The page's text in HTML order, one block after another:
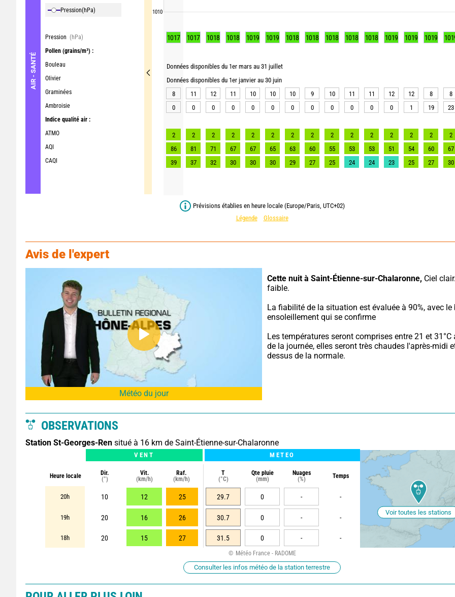
AIR - SANTÉ
Pression(hPa)
Pression (hPa)
Pollen (grains/m³) :
Bouleau
Olivier
Graminées
Ambroisie
Indice qualité air :
ATMO
AQI
CAQI
1010
1017 1017 1018 1018 1019 1019 1018 1018 1018 1018 1018 1019 1019 1019
Données disponibles du 1er mars au 31 juillet
Données disponibles du 1er janvier au 30 juin
8
11 12 11 10 10 10 9 10 11 11 12 12 8 8
0
0 0 0 0 0 0 0 0 0 0 0 1 19 23
2 2 2 2 2 2 2 2 2 2 2 2 2 2 2
86
81 71 67 67 65 63 60 55 53 53 51 54 60 67
39
37 32 30 30 30 29 27 25 24 24 23 25 27 30
Prévisions établies en heure locale (Europe/Paris, UTC+02)
Légende
Glossaire
Avis de l'expert
Météo du jour
Cette nuit à Saint-Étienne-sur-Chalaronne, Ciel
faible.
La fiabilité de la situation est évaluée à 90%, avec le
ensoleillement qui se confirme
Les températures seront comprises entre 21 et 31°C
de la journée, elles seront très chaudes l'après-midi
dessus de la normale.
OBSERVATIONS
Station St-Georges-Ren situé à 16 km de Saint-Étienne-sur-Chalaronne
VENT METEO
Heure locale
Dir.
(°)
Vit.
(km/h)
Raf.
(km/h)
T
(°C)
Qte pluie
(mm)
Nuages
(%)
Temps
20h 10 12 25 29.7 0 - -
19h 20 16 26 30.7 0 - -
18h 20 15 27 31.5 0 - -
Voir toutes les stations
Météo France - RADOME
Consulter les infos météo de la station terrestre